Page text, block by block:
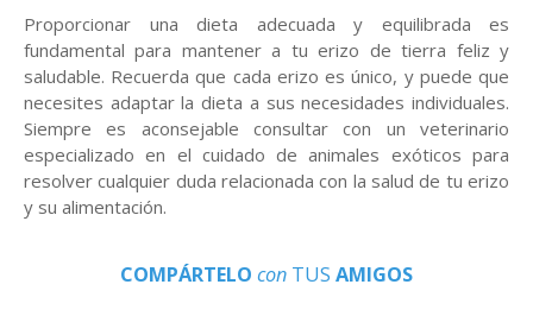
Proporcionar una dieta adecuada y equilibrada es
fundamental para mantener a tu erizo de tierra feliz y
saludable. Recuerda que cada erizo es único, y puede que
necesites adaptar la dieta a sus necesidades individuales.
Siempre es aconsejable consultar con un veterinario
especializado en el cuidado de animales exóticos para
resolver cualquier duda relacionada con la salud de tu erizo
y su alimentación.
COMPÁRTELO con TUS AMIGOS